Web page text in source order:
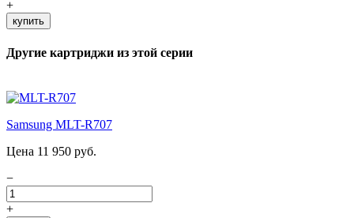
+
купить
Другие картриджи из этой серии
Samsung MLT-R707
Цена 11 950 руб.
−
+